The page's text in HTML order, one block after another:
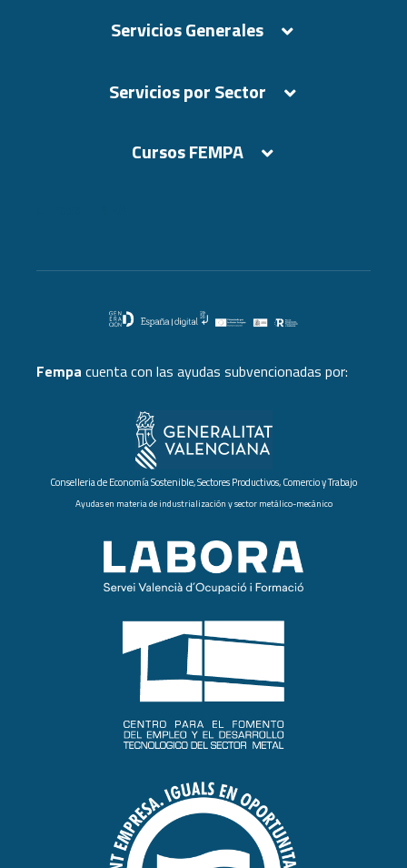
Servicios Generales
Servicios por Sector
Cursos FEMPA
Fempa cuenta con las ayudas subvencionadas por:
Conselleria de Economía Sostenible, Sectores Productivos, Comercio y Trabajo
Ayudas en materia de industrialización y sector metálico-mecánico